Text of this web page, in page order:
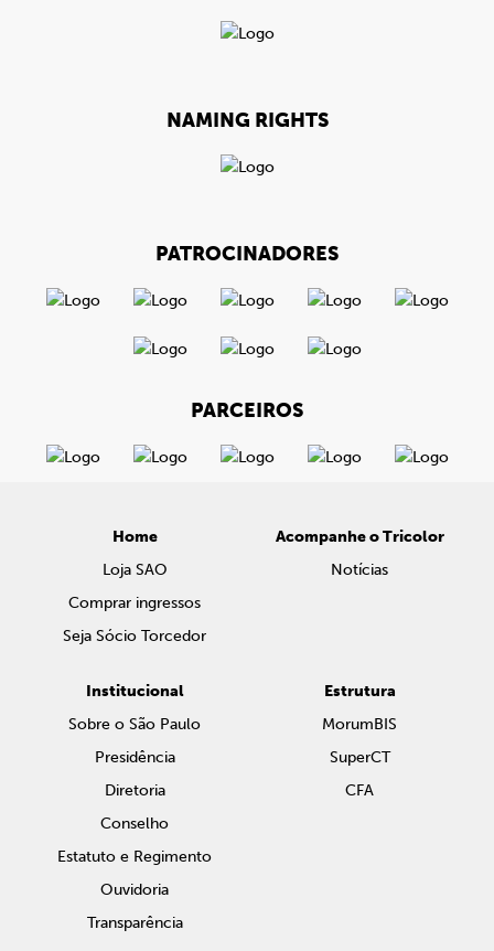
NAMING RIGHTS
PATROCINADORES
PARCEIROS
Home
Loja SAO
Comprar ingressos
Seja Sócio Torcedor
Acompanhe o Tricolor
Notícias
Institucional
Sobre o São Paulo
Presidência
Diretoria
Conselho
Estatuto e Regimento
Ouvidoria
Transparência
Estrutura
MorumBIS
SuperCT
CFA